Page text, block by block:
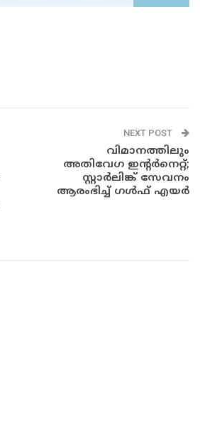
NEXT POST
വിമാനത്തിലും
അതിവേഗ ഇന്റർനെറ്റ്;
സ്റ്റാർലിങ്ക് സേവനം
ആരംഭിച്ച് ഗൾഫ് എയർ